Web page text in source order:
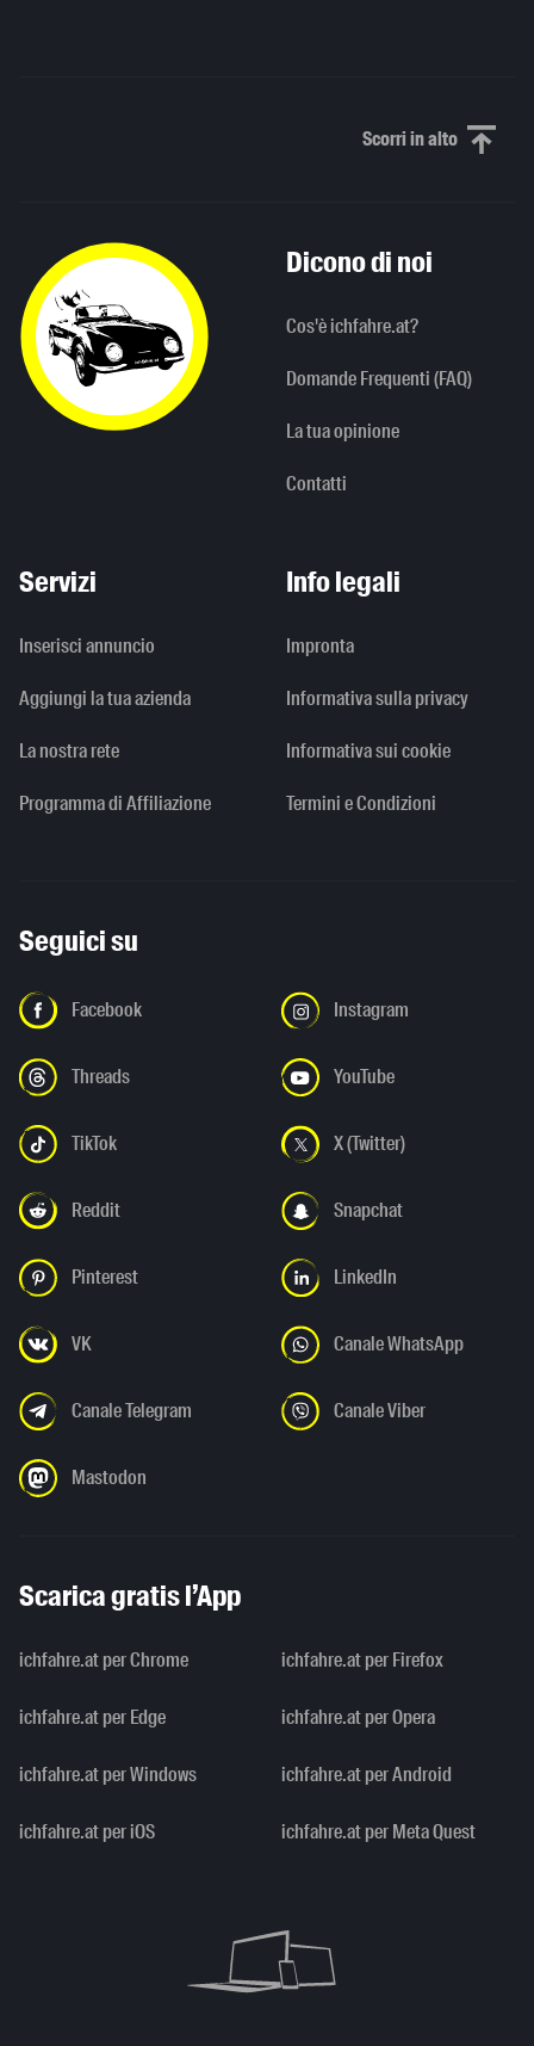
Scorri in altoScorri in alto
Dicono di noi
Cos'è ichfahre.at?
Domande Frequenti (FAQ)
La tua opinione
Contatti
Servizi
Inserisci annuncio
Aggiungi la tua azienda
La nostra rete
Programma di Affiliazione
Info legali
Impronta
Informativa sulla privacy
Informativa sui cookie
Termini e Condizioni
Seguici su
Facebook Instagram
Threads YouTube
TikTok X (Twitter)
Reddit Snapchat
Pinterest LinkedIn
VK Canale WhatsApp
Canale Telegram Canale Viber
Mastodon
Scarica gratis l’App
ichfahre.at per Chrome ichfahre.at per Firefox
ichfahre.at per Edge ichfahre.at per Opera
ichfahre.at per Windows ichfahre.at per Android
ichfahre.at per iOS ichfahre.at per Meta Quest